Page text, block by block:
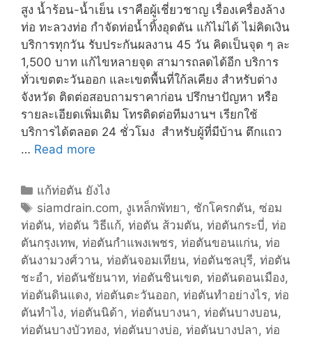
สูง น้ำร้อน-น้ำเย็น เราคือผู้เชี่ยวชาญ เรื่องเครื่องล้าง
ท่อ ทะลวงท่อ กำจัดท่อน้ำทิ้งอุดตัน แก้ไม่ได้ ไม่คิดเงิน
บริการทุกวัน รับประกันผลงาน 45 วัน คิดเป็นจุด ๆ ละ
1,500 บาท แก้ไขหลายจุด สามารถลดได้อีก บริการ
ทั่วเขตตะวันออก และเขตพื้นที่ใก้ลเคียง สำหรับต่าง
จังหวัด ติดต่อสอบถามราคาก่อน ปรึกษาปัญหา หรือ
รายละเอียดเพิ่มเติม โทรติดต่อทีมงานฯ เรียกใช้
บริการได้ตลอด 24 ชั่วโมง สำหรับผู้ที่มีบ้าน ตึกแถว
… Read more
ก
ร
ข
ง
C
a
t
e
g
o
r
i
e
แก้ท่อตัน ยังไง
T
a
g
s
siamdrain.com, งูเหล็กพัทยา , ชักโครกตัน,ซ่อม
ท่อตัน, ท่อตัน วิธีแก้, ท่อตัน ส้วมตัน, ท่อตันกระบี่, ท่อ
ตันกรุงเทพ, ท่อตันกำแพงเพชร, ท่อตันขอนแก่น, ท่อ
ตันงามวงศ์วาน, ท่อตันจอมเทียน, ท่อตันชลบุรี, ท่อตัน
ชะอำ , ท่อตันชัยนาท, ท่อตันชินเขต, ท่อตันดอนเมือง,
ท่อตันดินแดง, ท่อตันตะวันออก, ท่อตันทำอย่างไร, ท่อ
ตันทำไง, ท่อตันนิด้า , ท่อตันบางนา , ท่อตันบางบอน,
ท่อตันบางบัวทอง, ท่อตันบางบ่อ, ท่อตันบางปลา , ท่อ